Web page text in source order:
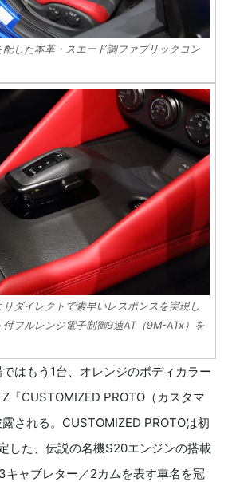
した本革・スエード調ファブリックコン
ダイレクトで素早いレスポンスを実現し
付フルレンジ電子制御9速AT（9M-ATx）を
はもう1台、オレンジのボディカラー
「CUSTOMIZED PROTO（カスタマ
される。CUSTOMIZED PROTOは初
した、伝説の名機S20エンジンの搭載
キャブレター／2カムを表す車名を冠